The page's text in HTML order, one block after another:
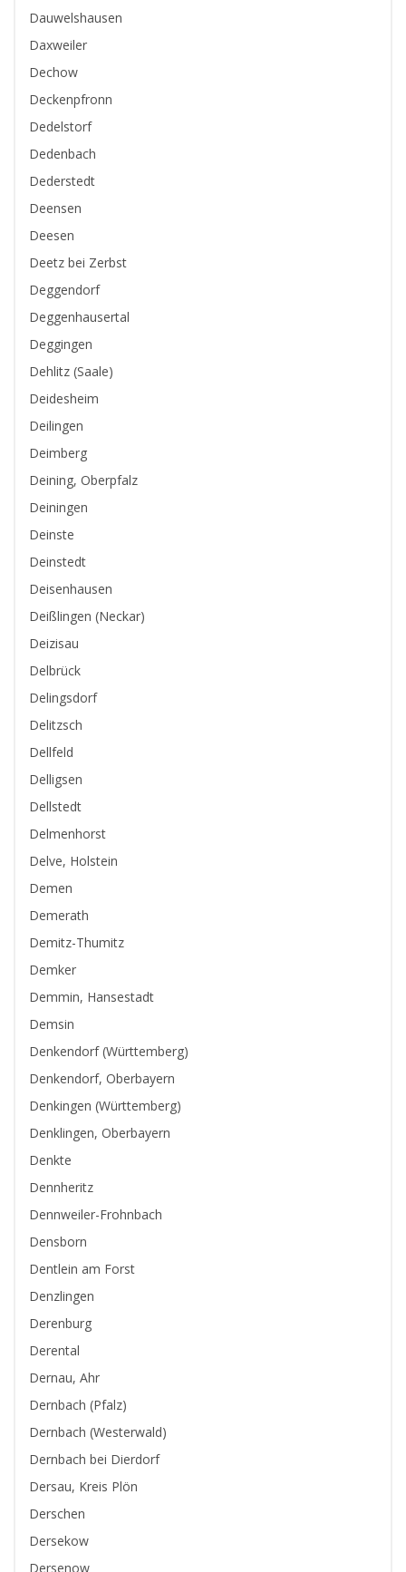
Dauwelshausen
Daxweiler
Dechow
Deckenpfronn
Dedelstorf
Dedenbach
Dederstedt
Deensen
Deesen
Deetz bei Zerbst
Deggendorf
Deggenhausertal
Deggingen
Dehlitz (Saale)
Deidesheim
Deilingen
Deimberg
Deining, Oberpfalz
Deiningen
Deinste
Deinstedt
Deisenhausen
Deißlingen (Neckar)
Deizisau
Delbrück
Delingsdorf
Delitzsch
Dellfeld
Delligsen
Dellstedt
Delmenhorst
Delve, Holstein
Demen
Demerath
Demitz-Thumitz
Demker
Demmin, Hansestadt
Demsin
Denkendorf (Württemberg)
Denkendorf, Oberbayern
Denkingen (Württemberg)
Denklingen, Oberbayern
Denkte
Dennheritz
Dennweiler-Frohnbach
Densborn
Dentlein am Forst
Denzlingen
Derenburg
Derental
Dernau, Ahr
Dernbach (Pfalz)
Dernbach (Westerwald)
Dernbach bei Dierdorf
Dersau, Kreis Plön
Derschen
Dersekow
Dersenow